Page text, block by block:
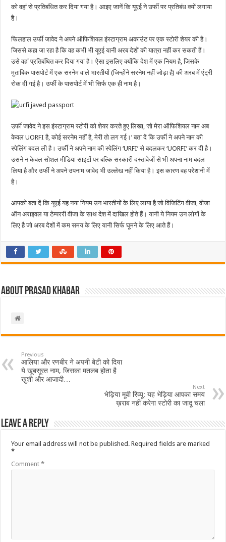
को वहां से प्रतिबंधित कर दिया गया है। आइए जानें कि यूएई ने उर्फी पर प्रतिबंध क्यों लगाया
है।
फिलहाल उर्फी जावेद ने अपने ऑफिशियल इंस्टाग्राम अकाउंट पर एक स्टोरी शेयर की है।
जिससे कहा जा रहा है कि वह कभी भी यूएई यानी अरब देशों की यात्रा नहीं कर सकती हैं।
उसे वहां प्रतिबंधित कर दिया गया है। ऐसा इसलिए क्योंकि देश में एक नियम है, जिसके
मुताबिक पासपोर्ट में एक सरनेम वाले भारतीयों (जिन्होंने सरनेम नहीं जोड़ा है) की अरब में एंट्री
रोक दी गई है। उर्फी के पासपोर्ट में भी सिर्फ एक ही नाम है।
उर्फी जावेद ने इस इंस्टाग्राम स्टोरी को शेयर करते हुए लिखा, ‘तो मेरा ऑफिशियल नाम अब
केवल UORFI है, कोई सरनेम नहीं है, मेरी तो लग गई।’ बता दें कि उर्फी ने अपने नाम की
स्पेलिंग बदल ली है। उर्फी ने अपने नाम की स्पेलिंग ‘URFI’ से बदलकर ‘UORFI’ कर दी है।
उसने न केवल सोशल मीडिया साइटों पर बल्कि सरकारी दस्तावेजों से भी अपना नाम बदल
लिया है और उर्फी ने अपने उपनाम जावेद भी उल्लेख नहीं किया है। इस कारण वह परेशानी में
है।
आपको बता दें कि यूएई यह नया नियम उन भारतीयों के लिए लाया है जो विजिटिंग वीजा, वीजा
ऑन अराइवल या टेम्पररी वीजा के साथ देश में दाखिल होते हैं। यानी ये नियम उन लोगों के
लिए है जो अरब देशों में कम समय के लिए यानी सिर्फ घूमने के लिए आते हैं।
About Prasad Khabar
Previous
आलिया और रणबीर ने अपनी बेटी को दिया
ये खूबसूरत नाम, जिसका मतलब होता है
खुशी और आजादी…
Next
भेड़िया मूवी रिव्यू: यह भेड़िया आपका समय
ख़राब नहीं करेगा स्टोरी का जादू चला
Leave a Reply
Your email address will not be published. Required fields are marked
*
Comment*